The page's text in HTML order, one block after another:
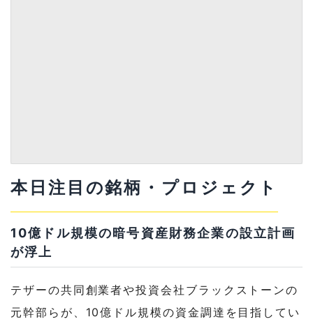
本日注目の銘柄・プロジェクト
10億ドル規模の暗号資産財務企業の設立計画
が浮上
テザーの共同創業者や投資会社ブラックストーンの
元幹部らが、10億ドル規模の資金調達を目指してい